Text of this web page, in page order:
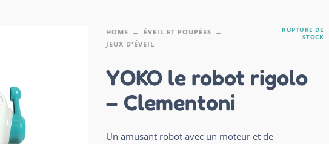
HOME
ÉVEIL ET POUPÉES
JEUX D'ÉVEIL
RUPTURE DE
STOCK
YOKO le robot rigolo
– Clementoni
Un amusant robot avec un moteur et de